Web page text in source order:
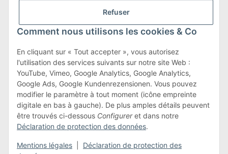
Refuser
Comment nous utilisons les cookies & Co
En cliquant sur « Tout accepter », vous autorisez
l'utilisation des services suivants sur notre site Web :
YouTube, Vimeo, Google Analytics, Google Analytics,
Google Ads, Google Kundenrezensionen. Vous pouvez
modifier le paramètre à tout moment (icône empreinte
digitale en bas à gauche). De plus amples détails peuvent
être trouvés ci-dessous Configureret dans notre
Déclaration de protection des données.
Mentions légales
Déclaration de protection des
Transport et retours
Conditions générales
#global.withdrawalForm#
* Tous les prix incluent la TVA légale., plus lesfrais d'expédition